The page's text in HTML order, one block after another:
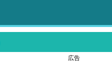
広告